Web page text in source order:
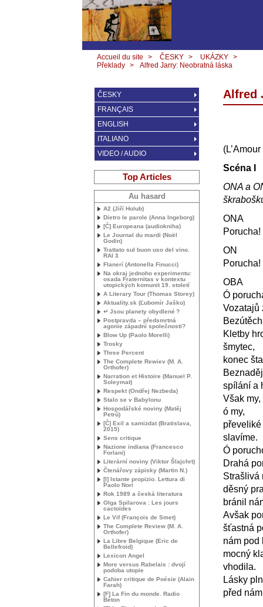
Accueil du site > ČESKY > UKÁZKY >
Překlady > Alfred Jarry: Neobratná láska
Alfred
Scéna I
ONA a
ONA
Porucha!
ON
Porucha!
OBA
Ó
Vozatajů
Kletby
šmytec,
konec
spílání a
Však my,
ó my,
slavíme.
Ó
Drahá
Strašlivá
děsný
bránil
Avšak
šťastná
nám pod
mocný
vhodila.
Lásky
před
ČESKY
FRANÇAIS
ENGLISH
ITALIANO
VIDEO / AUDIO
Top Articles
Au hasard
A2 (Jiří Holub)
Dietro le parole (Anna Ingeborg)
[Č] Europeana (audiokniha)
Le Journal du mardi (Noël
Godin)
Trattato sul buon uso del vino.
RAI 3
Flanerí (Antonella Finucci)
Na okraj jednoho experimentu:
osada Fraternitas v kontextu
utopických komunit 19. století
A Literary Tour (Thomas Storey)
Aktuality.sk (Ľubomír Jaško)
↵ Jsou planety obydlené ?
Postpravda – předsmrtná
agonie západní společnosti?
Blow Up (Paolo Morelli)
Trosky
Three Percent
The Complete Rewiev (M. A.
Orthofer)
Narration et Histoire (Manuel P.
Soleymat)
Respekt (Ondřej Nezbeda)
Stalo se v Babylonu
Hospodářské noviny (Matěj
Petrů)
[Č] Exil a samizdat (Bratislava,
2015)
Sens critique
Nazione indiana (Francesco
Forlani)
Literární noviny (Viktor Šlajchrt)
Čtenářovy zápisky (Martin N.)
[I] Istante propizio. Lettura di
Paolo Nori
Rok 1989 a česká literatura
Olga Spilarova : Les jours
cactoïdes
Le Vif (François de Smet)
The Complete Review (M. A.
Orthofer)
La Libre Belgique (Eric de
Bellefroid)
Lexicon Angel
More versus Rabelais : dvojí
podoba utopie
Cahier critique de Poésie (Alain
Farah)
[F] La Fin du monde. Radio
Béton